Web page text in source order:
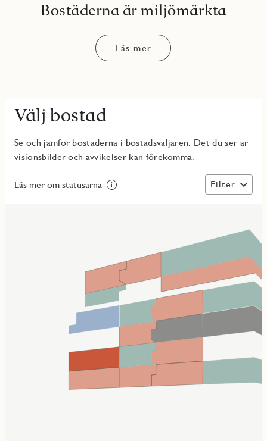
Bostäderna är miljömärkta
Läs mer
Välj bostad
Se och jämför bostäderna i bostadsväljaren. Det du ser är
visionsbilder och avvikelser kan förekomma.
Läs mer om statusarna Filter